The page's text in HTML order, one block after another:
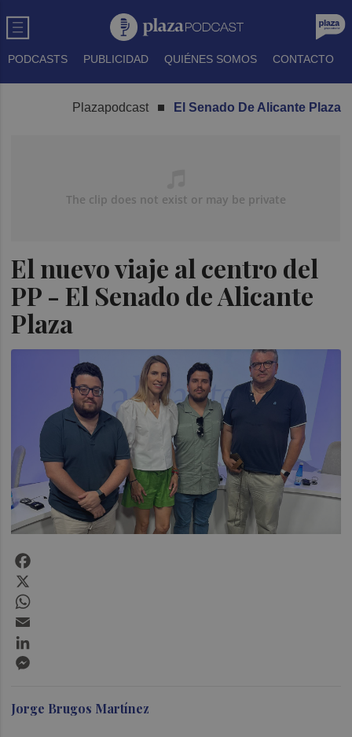
PODCASTS PUBLICIDAD QUIÉNES SOMOS CONTACTO
Plazapodcast El Senado De Alicante Plaza
El nuevo viaje al centro del
PP - El Senado de Alicante
Plaza
Jorge Brugos Martínez